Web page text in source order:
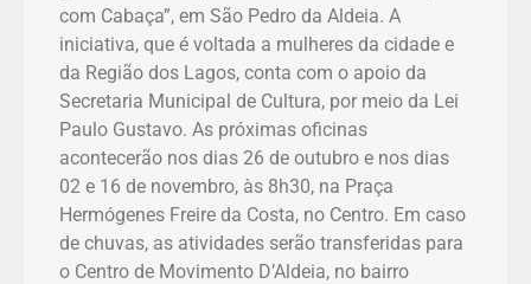
com Cabaça”, em São Pedro da Aldeia. A
iniciativa, que é voltada a mulheres da cidade e
da Região dos Lagos, conta com o apoio da
Secretaria Municipal de Cultura, por meio da Lei
Paulo Gustavo. As próximas oficinas
acontecerão nos dias 26 de outubro e nos dias
02 e 16 de novembro, às 8h30, na Praça
Hermógenes Freire da Costa, no Centro. Em caso
de chuvas, as atividades serão transferidas para
o Centro de Movimento D’Aldeia, no bairro